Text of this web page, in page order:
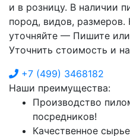
и в розницу. В наличии
пород, видов,
уточняйте — Пишите
Уточнить стоимость и
+7 (499) 3468182
Наши преимущества:
Производство
посредников!
Качественное